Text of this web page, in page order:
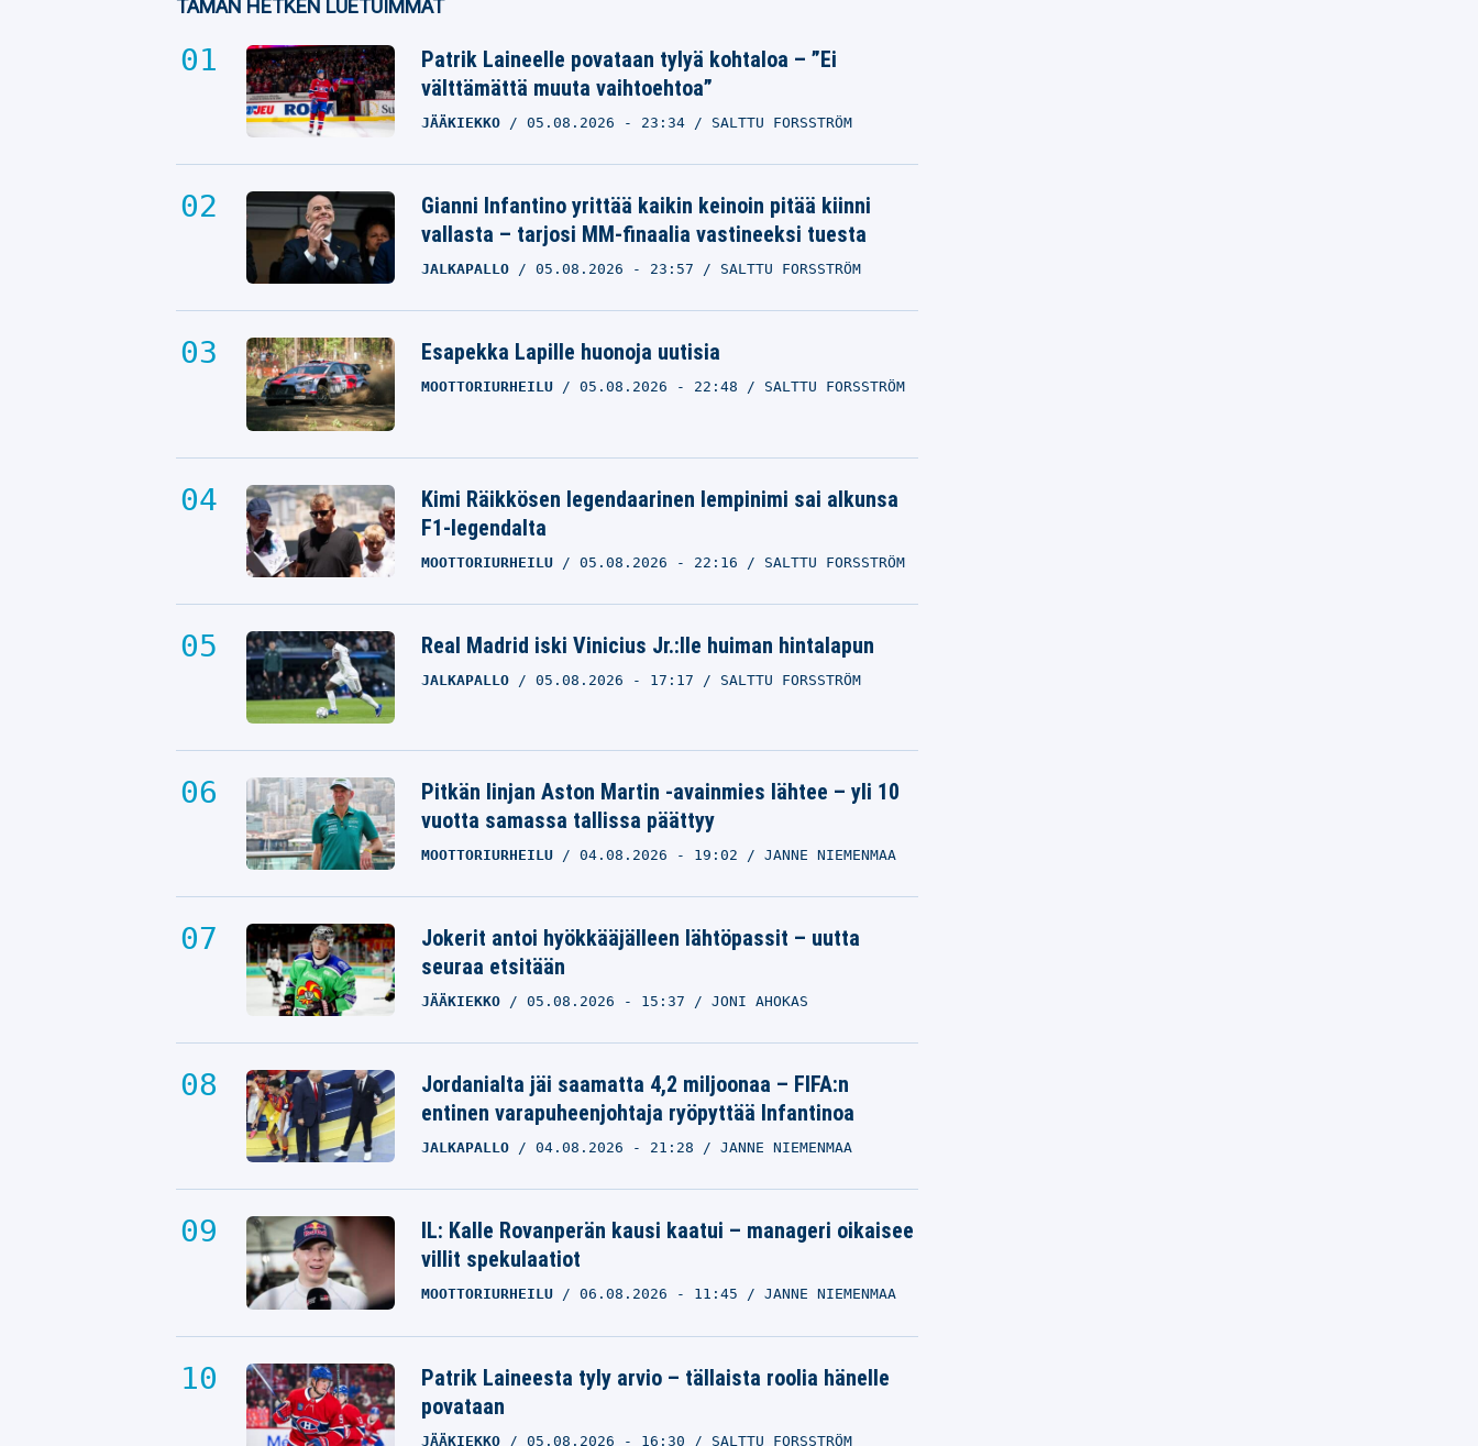
TÄMÄN HETKEN LUETUIMMAT
Patrik Laineelle povataan tylyä kohtaloa – ”Ei
välttämättä muuta vaihtoehtoa”
JÄÄKIEKKO 05.08.2026 - 23:34 SALTTU FORSSTRÖM
Gianni Infantino yrittää kaikin keinoin pitää kiinni
vallasta – tarjosi MM-finaalia vastineeksi tuesta
JALKAPALLO 05.08.2026 - 23:57 SALTTU FORSSTRÖM
Esapekka Lapille huonoja uutisia
MOOTTORIURHEILU 05.08.2026 - 22:48 SALTTU FORSSTRÖM
Kimi Räikkösen legendaarinen lempinimi sai alkunsa
F1-legendalta
MOOTTORIURHEILU 05.08.2026 - 22:16 SALTTU FORSSTRÖM
Real Madrid iski Vinicius Jr.:lle huiman hintalapun
JALKAPALLO 05.08.2026 - 17:17 SALTTU FORSSTRÖM
Pitkän linjan Aston Martin -avainmies lähtee – yli 10
vuotta samassa tallissa päättyy
MOOTTORIURHEILU 04.08.2026 - 19:02 JANNE NIEMENMAA
Jokerit antoi hyökkääjälleen lähtöpassit – uutta
seuraa etsitään
JÄÄKIEKKO 05.08.2026 - 15:37 JONI AHOKAS
Jordanialta jäi saamatta 4,2 miljoonaa – FIFA:n
entinen varapuheenjohtaja ryöpyttää Infantinoa
JALKAPALLO 04.08.2026 - 21:28 JANNE NIEMENMAA
IL: Kalle Rovanperän kausi kaatui – manageri oikaisee
villit spekulaatiot
MOOTTORIURHEILU 06.08.2026 - 11:45 JANNE NIEMENMAA
Patrik Laineesta tyly arvio – tällaista roolia hänelle
povataan
JÄÄKIEKKO 05.08.2026 - 16:30 SALTTU FORSSTRÖM